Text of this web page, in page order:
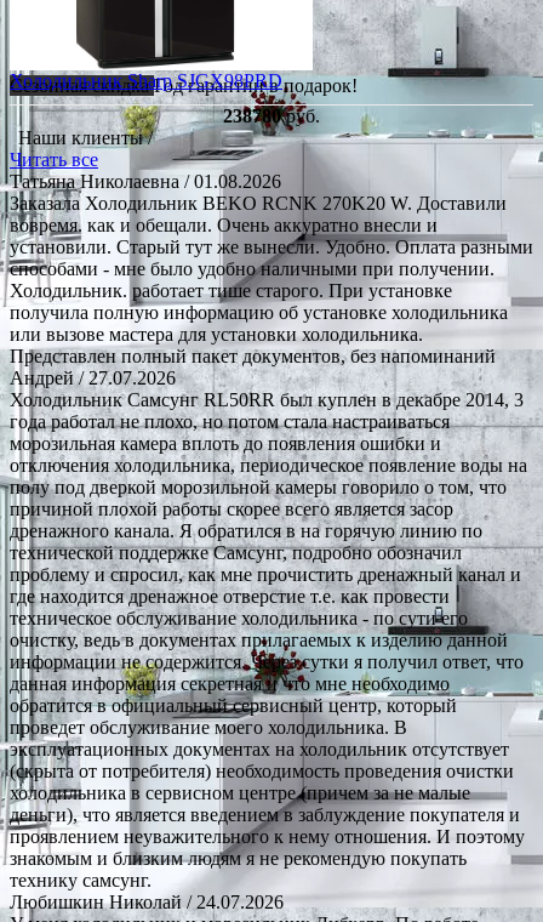
Сезонная скидкаГод гарантии в подарок!
Холодильник Sharp SJGX98PRD
238780руб.
Наши клиенты /
Читать все
Татьяна Николаевна / 01.08.2026
Заказала Холодильник BEKO RCNK 270K20 W. Доставили
вовремя. как и обещали. Очень аккуратно внесли и
установили. Старый тут же вынесли. Удобно. Оплата разными
способами - мне было удобно наличными при получении.
Холодильник. работает тише старого. При установке
получила полную информацию об установке холодильника
или вызове мастера для установки холодильника.
Представлен полный пакет документов, без напоминаний
Андрей/ 27.07.2026
Холодильник Самсунг RL50RR был куплен в декабре 2014, 3
года работал не плохо, но потом стала настраиваться
морозильная камера вплоть до появления ошибки и
отключения холодильника, периодическое появление воды на
полу под дверкой морозильной камеры говорило о том, что
причиной плохой работы скорее всего является засор
дренажного канала. Я обратился в на горячую линию по
технической поддержке Самсунг, подробно обозначил
проблему и спросил, как мне прочистить дренажный канал и
где находится дренажное отверстие т.е. как провести
техническое обслуживание холодильника - по сути его
очистку, ведь в документах прилагаемых к изделию данной
информации не содержится. Через сутки я получил ответ, что
данная информация секретная и что мне необходимо
обратится в официальный сервисный центр, который
проведет обслуживание моего холодильника. В
эксплуатационных документах на холодильник отсутствует
(скрыта от потребителя) необходимость проведения очистки
холодильника в сервисном центре (причем за не малые
деньги), что является введением в заблуждение покупателя и
проявлением неуважительного к нему отношения. И поэтому
знакомым и близким людям я не рекомендую покупать
технику самсунг.
Любишкин Николай / 24.07.2026